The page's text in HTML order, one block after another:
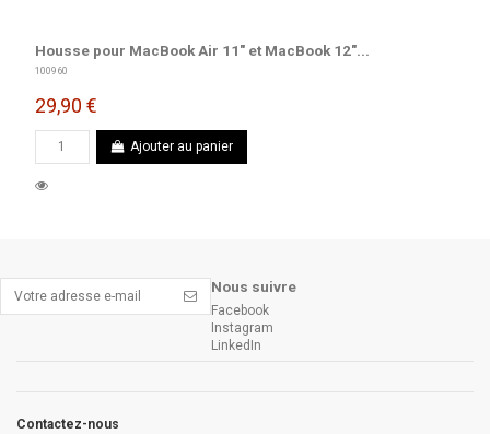
Housse pour MacBook Air 11" et MacBook 12"...
100960
29,90 €
Ajouter au panier
Nous suivre
Facebook
Instagram
LinkedIn
Contactez-nous